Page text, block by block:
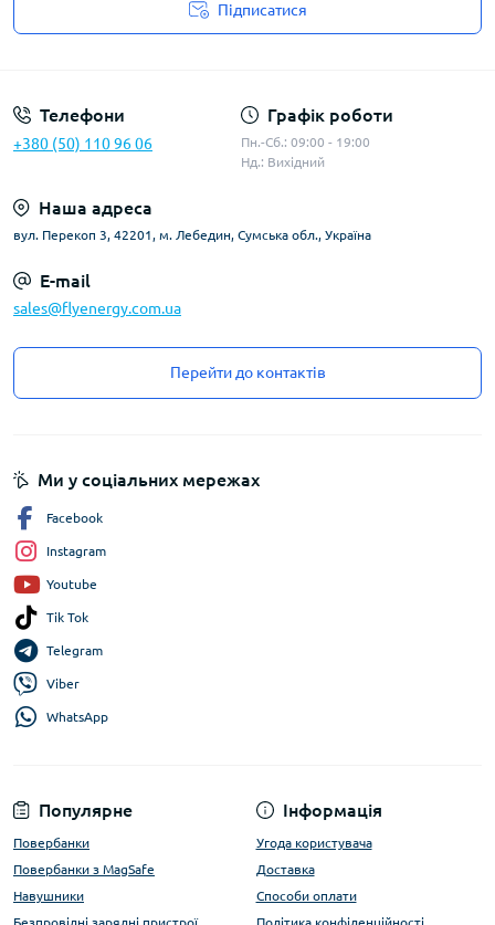
Підписатися
Телефони
+380 (50) 110 96 06
Графік роботи
Пн.-Сб.: 09:00 - 19:00
Нд.: Вихідний
Наша адреса
вул. Перекоп 3, 42201, м. Лебедин, Сумська обл., Україна
E-mail
sales@flyenergy.com.ua
Перейти до контактів
Популярне
Повербанки
Повербанки з MagSafe
Навушники
Інформація
Угода користувача
Доставка
Способи оплати
Ми у соціальних мережах
Facebook
Instagram
Youtube
Tik Tok
Telegram
Viber
WhatsApp